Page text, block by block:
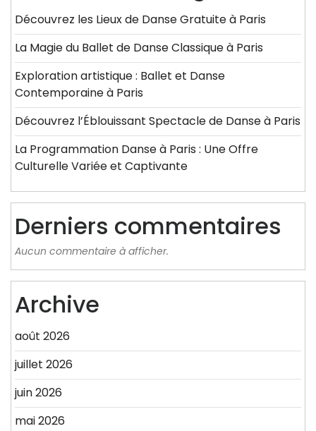
Découvrez les Lieux de Danse Gratuite à Paris
La Magie du Ballet de Danse Classique à Paris
Exploration artistique : Ballet et Danse
Contemporaine à Paris
Découvrez l’Éblouissant Spectacle de Danse à Paris
La Programmation Danse à Paris : Une Offre
Culturelle Variée et Captivante
Derniers commentaires
Aucun commentaire à afficher.
Archive
août 2026
juillet 2026
juin 2026
mai 2026